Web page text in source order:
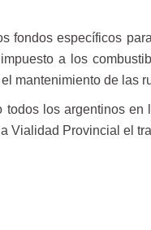
fondos específicos
a los
mantenimiento de las
todos los argentinos
Vialidad Provincial el